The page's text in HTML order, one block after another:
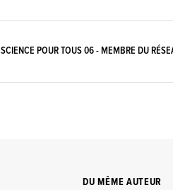
SCIENCE POUR TOUS 06 - MEMBRE DU
DU MÊME AUTEUR